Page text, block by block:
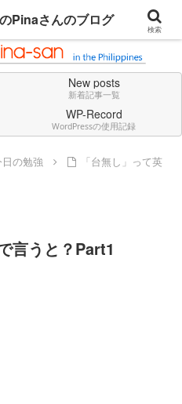
always in English.
New posts
新着記事一覧
WP-Record
WordPressの使用記録
の勉強
「台無し」って英
言うと？Part1
検索